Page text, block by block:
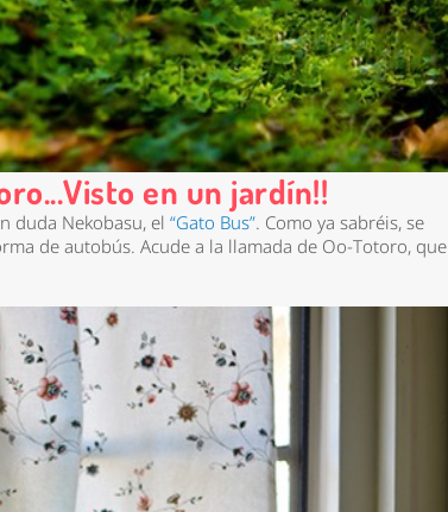
en un jardín!!
duda Nekobasu, el“Gato Bus”. Como ya sabréis, se
de autobús. Acude a la llamada de Oo-Totoro, que